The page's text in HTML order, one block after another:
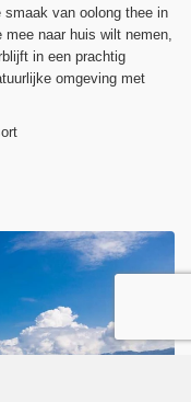
smaak van oolong thee in
naar huis wilt nemen,
in een prachtig
omgeving met